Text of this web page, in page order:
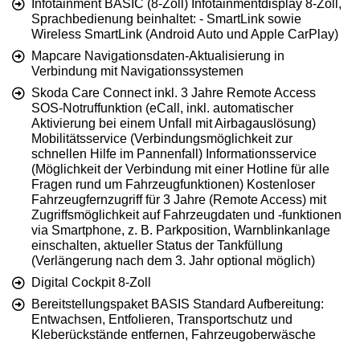
Infotainment BASIC (8-Zoll) Infotainmentdisplay 8-Zoll,
Sprachbedienung beinhaltet: - SmartLink sowie
Wireless SmartLink (Android Auto und Apple CarPlay)
Mapcare Navigationsdaten-Aktualisierung in
Verbindung mit Navigationssystemen
Skoda Care Connect inkl. 3 Jahre Remote Access
SOS-Notruffunktion (eCall, inkl. automatischer
Aktivierung bei einem Unfall mit Airbagauslösung)
Mobilitätsservice (Verbindungsmöglichkeit zur
schnellen Hilfe im Pannenfall) Informationsservice
(Möglichkeit der Verbindung mit einer Hotline für alle
Fragen rund um Fahrzeugfunktionen) Kostenloser
Fahrzeugfernzugriff für 3 Jahre (Remote Access) mit
Zugriffsmöglichkeit auf Fahrzeugdaten und -funktionen
via Smartphone, z. B. Parkposition, Warnblinkanlage
einschalten, aktueller Status der Tankfüllung
(Verlängerung nach dem 3. Jahr optional möglich)
Digital Cockpit 8-Zoll
Bereitstellungspaket BASIS Standard Aufbereitung:
Entwachsen, Entfolieren, Transportschutz und
Kleberückstände entfernen, Fahrzeugoberwäsche